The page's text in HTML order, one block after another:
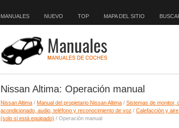
MANUALES NUEVO TOP MAPA DEL SITIO
Nissan Altima: Operación manual
Nissan Altima / Manual del propietario Nissan Altima / Sistemas de monitor,
acondicionado, audio, teléfono y reconocimiento de voz / Calefacción y
(solo si está equipado) / Operación manual